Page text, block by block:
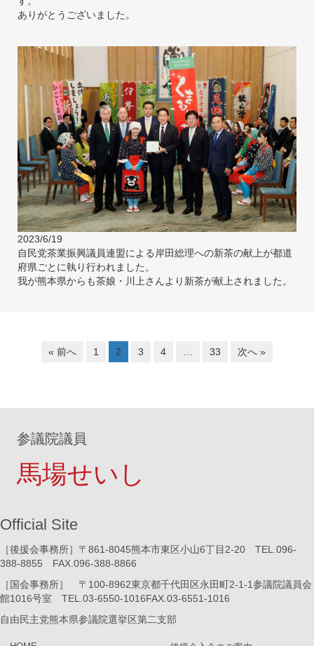
ありがとうございました。
2023/6/19
自民党茶業振興議員連盟による岸田総理への新茶の献上が都道
府県ごとに執り行われました。
我が熊本県からも茶娘・川上さんより新茶が献上されました。
« 前へ 1 2 3 4 33 次へ »
参議院議員
馬場せいし
Official Site
［後援会事務所］〒861-8045熊本市東区小山6丁目2-20 TEL.096-
388-8855 FAX.096-388-8866
［国会事務所］ 〒100-8962東京都千代田区永田町2-1-1参議院議員会
館1016号室 TEL.03-6550-1016FAX.03-6551-1016
自由民主党熊本県参議院選挙区第二支部